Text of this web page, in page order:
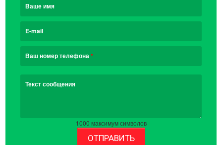
Ваше имя
E-mail
Ваш номер телефона*
Текст сообщения
1000 максимум символов
ОТПРАВИТЬ